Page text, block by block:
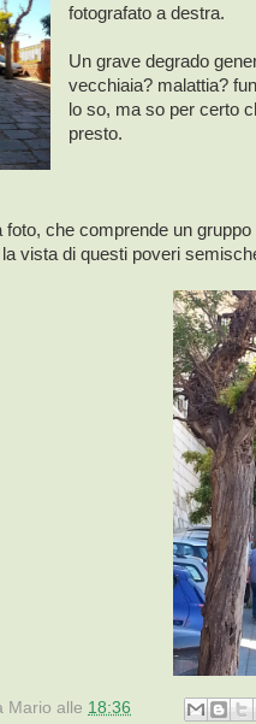
fotografato a destra.
Un grave degrado
vecchiaia? malattia?
lo so, ma so per certo
presto.
foto, che comprende un
la vista di questi poveri
Mario alle 18:36